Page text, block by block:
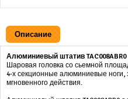
Описание
Алюминиевый штатив TAC008ABR0
Шаровая головка со сьемной
4-х секционные алюминиевые ноги,
мгновенного действия.